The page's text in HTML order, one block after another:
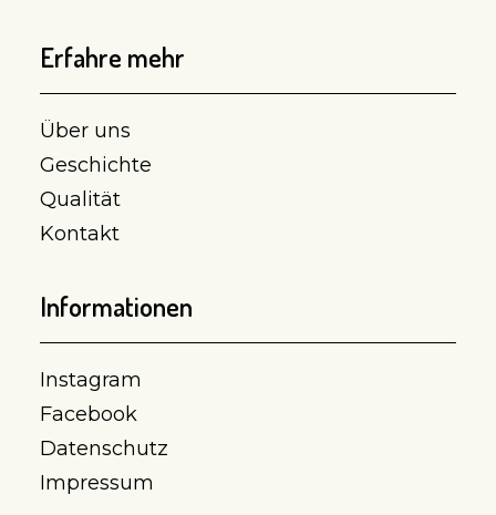
Erfahre mehr
Über uns
Geschichte
Qualität
Kontakt
Informationen
Instagram
Facebook
Datenschutz
Impressum